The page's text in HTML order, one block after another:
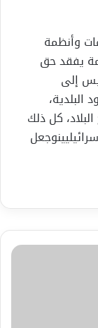
وأنظمة
يفقدحق
إلى
البلدية،
البلاد، كلذلك
وجعل